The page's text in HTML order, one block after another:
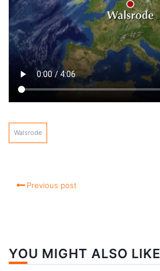
Walsrode
Previous post
YOU MIGHT ALSO LIKE